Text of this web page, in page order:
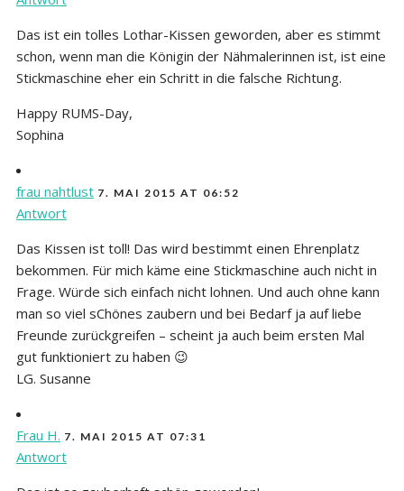
Das ist ein tolles Lothar-Kissen geworden, aber es stimmt
schon, wenn man die Königin der Nähmalerinnen ist, ist eine
Stickmaschine eher ein Schritt in die falsche Richtung.
Happy RUMS-Day,
Sophina
frau nahtlust 7. MAI 2015 AT 06:52
Antwort
Das Kissen ist toll! Das wird bestimmt einen Ehrenplatz
bekommen. Für mich käme eine Stickmaschine auch nicht in
Frage. Würde sich einfach nicht lohnen. Und auch ohne kann
man so viel sChönes zaubern und bei Bedarf ja auf liebe
Freunde zurückgreifen – scheint ja auch beim ersten Mal
gut funktioniert zu haben 😉
LG. Susanne
Frau H. 7. MAI 2015 AT 07:31
Antwort